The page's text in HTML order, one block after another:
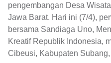
pengembangan Desa
Jawa Barat. Hari ini (7/4),
bersama Sandiaga Uno,
Kreatif Republik Indonesia,
Cibeusi, Kabupaten